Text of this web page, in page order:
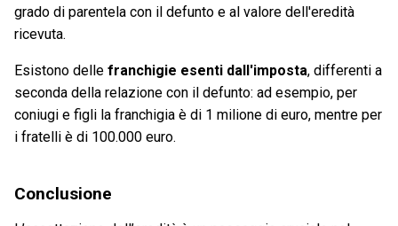
grado di parentela con il defunto e al valore dell'eredità
ricevuta.
Esistono delle franchigie esenti dall'imposta, differenti a
seconda della relazione con il defunto: ad esempio, per
coniugi e figli la franchigia è di 1 milione di euro, mentre per
i fratelli è di 100.000 euro.
Conclusione